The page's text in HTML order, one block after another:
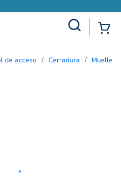
de acceso / Cerradura /